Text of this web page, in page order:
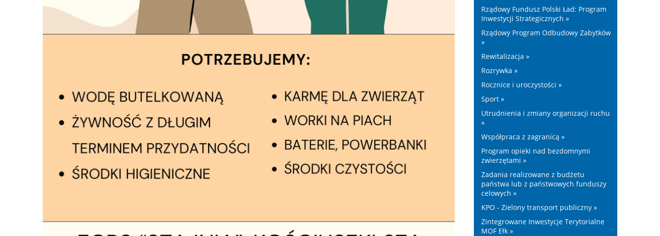
Rządowy Fundusz Polski Ład: Program
Inwestycji Strategicznych »
Rządowy Program Odbudowy Zabytków
»
Rewitalizacja »
Rozrywka »
Rocznice i uroczystości »
Sport »
Utrudnienia i zmiany organizacji ruchu
»
Współpraca z zagranicą »
Program opieki nad bezdomnymi
zwierzętami »
Zadania realizowane z budżetu
państwa lub z państwowych funduszy
celowych »
KPO - Zielony transport publiczny »
Zintegrowane Inwestycje Terytorialne
MOF Ełk »